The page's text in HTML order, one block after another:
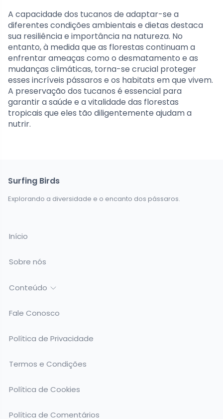
A capacidade dos tucanos de adaptar-se a
diferentes condições ambientais e dietas destaca
sua resiliência e importância na natureza. No
entanto, à medida que as florestas continuam a
enfrentar ameaças como o desmatamento e as
mudanças climáticas, torna-se crucial proteger
esses incríveis pássaros e os habitats em que vivem.
A preservação dos tucanos é essencial para
garantir a saúde e a vitalidade das florestas
tropicais que eles tão diligentemente ajudam a
nutrir.
Surfing Birds
Explorando a diversidade e o encanto dos pássaros.
Início
Sobre nós
Conteúdo
Fale Conosco
Política de Privacidade
Termos e Condições
Política de Cookies
Política de Comentários